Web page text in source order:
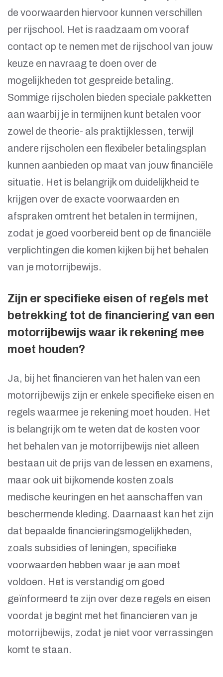
de voorwaarden hiervoor kunnen verschillen
per rijschool. Het is raadzaam om vooraf
contact op te nemen met de rijschool van jouw
keuze en navraag te doen over de
mogelijkheden tot gespreide betaling.
Sommige rijscholen bieden speciale pakketten
aan waarbij je in termijnen kunt betalen voor
zowel de theorie- als praktijklessen, terwijl
andere rijscholen een flexibeler betalingsplan
kunnen aanbieden op maat van jouw financiële
situatie. Het is belangrijk om duidelijkheid te
krijgen over de exacte voorwaarden en
afspraken omtrent het betalen in termijnen,
zodat je goed voorbereid bent op de financiële
verplichtingen die komen kijken bij het behalen
van je motorrijbewijs.
Zijn er specifieke eisen of regels met
betrekking tot de financiering van een
motorrijbewijs waar ik rekening mee
moet houden?
Ja, bij het financieren van het halen van een
motorrijbewijs zijn er enkele specifieke eisen en
regels waarmee je rekening moet houden. Het
is belangrijk om te weten dat de kosten voor
het behalen van je motorrijbewijs niet alleen
bestaan uit de prijs van de lessen en examens,
maar ook uit bijkomende kosten zoals
medische keuringen en het aanschaffen van
beschermende kleding. Daarnaast kan het zijn
dat bepaalde financieringsmogelijkheden,
zoals subsidies of leningen, specifieke
voorwaarden hebben waar je aan moet
voldoen. Het is verstandig om goed
geïnformeerd te zijn over deze regels en eisen
voordat je begint met het financieren van je
motorrijbewijs, zodat je niet voor verrassingen
komt te staan.